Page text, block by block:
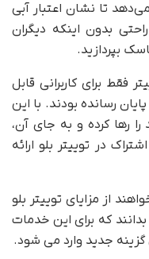
تا نشان اعتبار آبی
بدون اینکه دیگران
فقط برای کاربرانی قابل
رسانده بودند. با این
را رها کرده و به جای آن،
در توییتر بلو ارائه
از مزایای توییتر بلو
که برای این خدمات
جدید وارد می شود.